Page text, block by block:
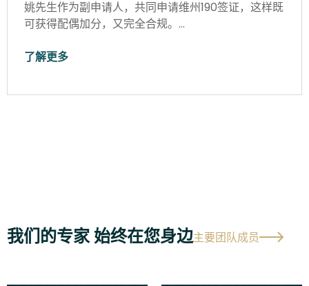
姚先生作为副申请人，共同申请维州190签证，这样既
可获得配偶加分，又完全合规。…
了解更多
我们的专家 始终在您身边主要团队成员